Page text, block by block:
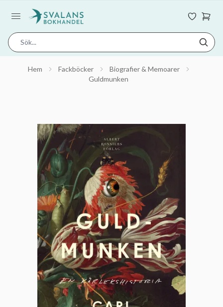
Hem Fackböcker
Biografier & Memoarer
Guldmunken